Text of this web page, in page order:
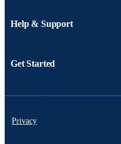
Help & Support
Get Started
Privacy